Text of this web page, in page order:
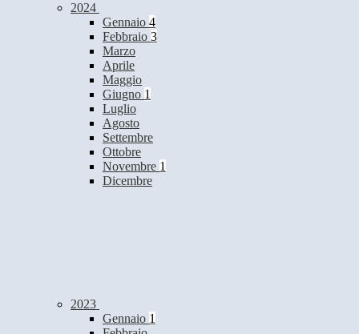
2024
Gennaio 4
Febbraio 3
Marzo
Aprile
Maggio
Giugno 1
Luglio
Agosto
Settembre
Ottobre
Novembre 1
Dicembre
2023
Gennaio 1